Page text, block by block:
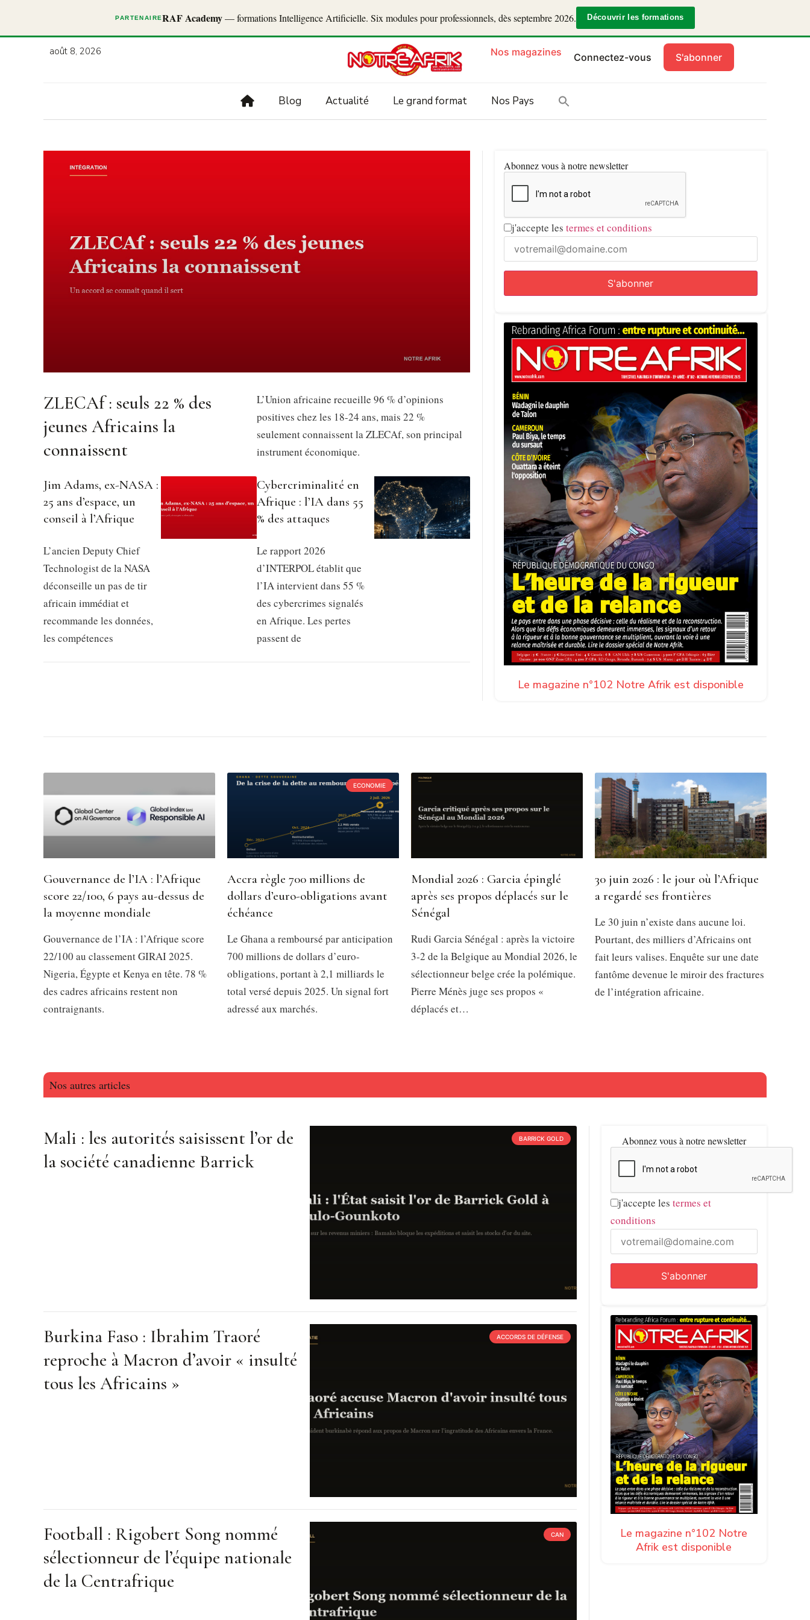
PARTENAIRERAF Academy— formations Intelligence Artificielle. Six modules pour professionnels, dès septembre 2026. Découvrir les formations
août 8, 2026 Nos magazines Connectez-vous S'abonner
Blog Actualité Le grand format Nos Pays
ZLECAf : seuls 22 % des
jeunes Africains la
connaissent
L’Union africaine recueille 96 % d’opinions
positives chez les 18-24 ans, mais 22 %
seulement connaissent la ZLECAf, son principal
instrument économique.
Jim Adams, ex-NASA :
25 ans d’espace, un
conseil à l’Afrique
L’ancien Deputy Chief
Technologist de la NASA
déconseille un pas de tir
africain immédiat et
recommande les données,
les compétences
Cybercriminalité en
Afrique : l’IA dans 55
% des attaques
Le rapport 2026
d’INTERPOL établit que
l’IA intervient dans 55 %
des cybercrimes signalés
en Afrique. Les pertes
passent de
Abonnez vous à notre newsletter
j'accepte les termes et conditions
Le magazine n°102 Notre Afrik est disponible
Gouvernance de l’IA : l’Afrique
score 22/100, 6 pays au-dessus de
la moyenne mondiale
Gouvernance de l’IA : l’Afrique score
22/100 au classement GIRAI 2025.
Nigeria, Égypte et Kenya en tête. 78 %
des cadres africains restent non
contraignants.
ECONOMIE
Accra règle 700 millions de
dollars d’euro-obligations avant
échéance
Le Ghana a remboursé par anticipation
700 millions de dollars d’euro-
obligations, portant à 2,1 milliards le
total versé depuis 2025. Un signal fort
adressé aux marchés.
Mondial 2026 : Garcia épinglé
après ses propos déplacés sur le
Sénégal
Rudi Garcia Sénégal : après la victoire
3-2 de la Belgique au Mondial 2026, le
sélectionneur belge crée la polémique.
Pierre Ménès juge ses propos «
déplacés et…
30 juin 2026 : le jour où l’Afrique
a regardé ses frontières
Le 30 juin n’existe dans aucune loi.
Pourtant, des milliers d’Africains ont
fait leurs valises. Enquête sur une date
fantôme devenue le miroir des fractures
de l’intégration africaine.
Nos autres articles
BARRICK GOLD
Mali : les autorités saisissent l’or de
la société canadienne Barrick
ACCORDS DE DÉFENSE
Burkina Faso : Ibrahim Traoré
reproche à Macron d’avoir « insulté
tous les Africains »
CAN
Football : Rigobert Song nommé
sélectionneur de l’équipe nationale
de la Centrafrique
Abonnez vous à notre newsletter
j'accepte les termes et
conditions
Le magazine n°102 Notre
Afrik est disponible